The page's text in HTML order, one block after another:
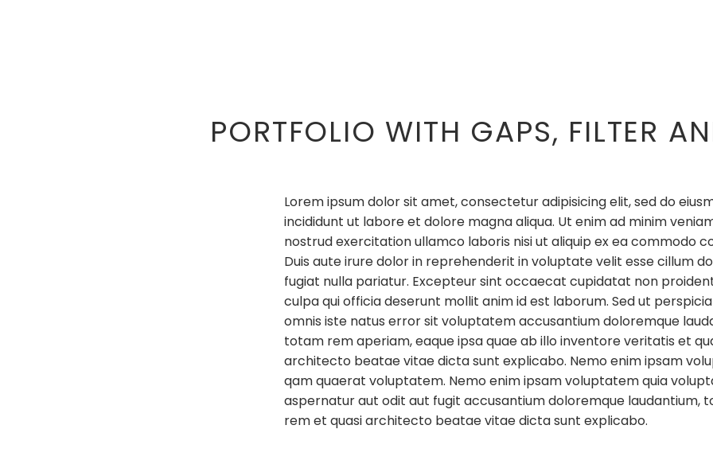
PORTFOLIO WITH GAPS, FILTER
Lorem ipsum dolor sit amet, consectetur adipisicing elit, sed do
incididunt ut labore et dolore magna aliqua. Ut enim ad minim
nostrud exercitation ullamco laboris nisi ut aliquip ex ea commodo
Duis aute irure dolor in reprehenderit in voluptate velit esse cillum
fugiat nulla pariatur. Excepteur sint occaecat cupidatat non
culpa qui officia deserunt mollit anim id est laborum. Sed ut
omnis iste natus error sit voluptatem accusantium doloremque
totam rem aperiam, eaque ipsa quae ab illo inventore veritatis et
architecto beatae vitae dicta sunt explicabo. Nemo enim ipsam
qam quaerat voluptatem. Nemo enim ipsam voluptatem quia
aspernatur aut odit aut fugit accusantium doloremque laudantium,
rem et quasi architecto beatae vitae dicta sunt explicabo.